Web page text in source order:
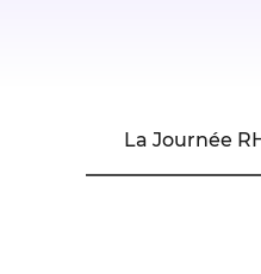
La Journée